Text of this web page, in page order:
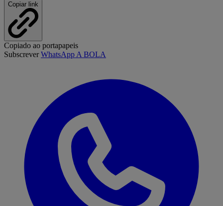
Copiar link
Copiado ao portapapeis
SubscreverWhatsApp A BOLA